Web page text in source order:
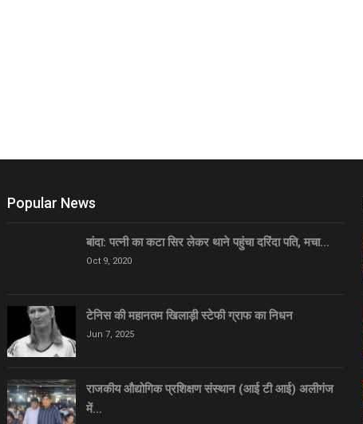
Popular News
बांदा: पत्नी का कटा सिर लेकर थाने पहुंचा दरिंदा पति, मचा…
Oct 9, 2020
टेनिस की महानतम खिलाड़ी स्टेफी ग्राफ का निधन
Jun 7, 2025
राजकीय औद्योगिक प्रशिक्षण संस्थान (आई टी आई) अलीगंज
में…